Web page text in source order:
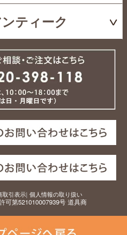
ティーク
取引表示| 個人情報の取り扱い
可第521010007939号 道具商